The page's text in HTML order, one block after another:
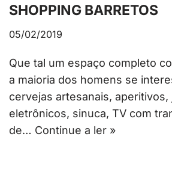
SHOPPING BARRETOS
05/02/2019
Que tal um espaço completo
a maioria dos homens se
cervejas artesanais, aperitivos,
eletrônicos, sinuca, TV com
de… Continue a ler »